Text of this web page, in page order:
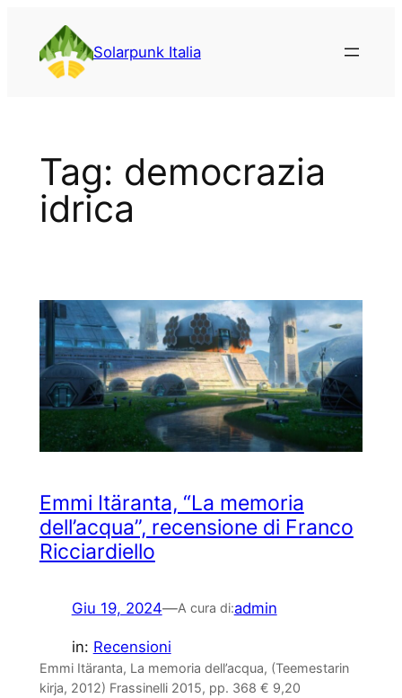
contenuto
Solarpunk Italia
Tag: democrazia
idrica
Emmi Itäranta, “La memoria
dell’acqua”, recensione di Franco
Ricciardiello
Giu 19, 2024—A cura di:admin
in: Recensioni
Emmi Itäranta, La memoria dell’acqua, (Teemestarin
kirja, 2012) Frassinelli 2015, pp. 368 € 9,20